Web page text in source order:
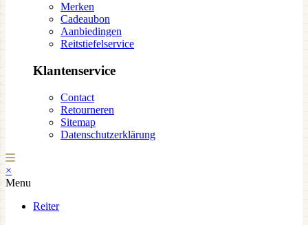
Merken
Cadeaubon
Aanbiedingen
Reitstiefelservice
Klantenservice
Contact
Retourneren
Sitemap
Datenschutzerklärung
×
Menu
Reiter